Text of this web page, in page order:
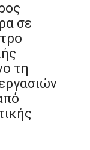
σε
τη